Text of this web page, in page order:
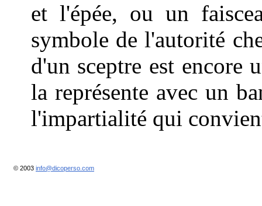
et l'épée, ou un
symbole de l'autorité
d'un sceptre est encore
la représente avec un
l'impartialité qui
© 2003 info@dicoperso.com